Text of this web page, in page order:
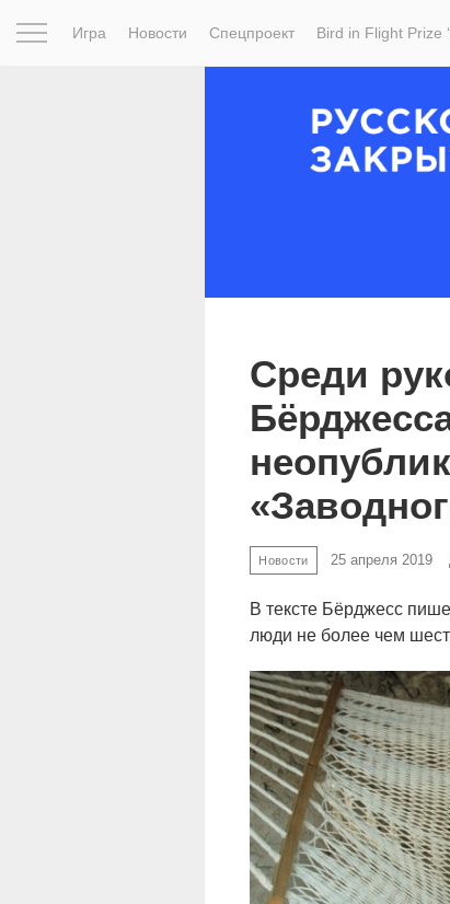
Игра Новости Спецпроект Bird in Flight Prize
Среди
Новости 25 апреля 2019
В тексте Бёрджесс
люди не более чем